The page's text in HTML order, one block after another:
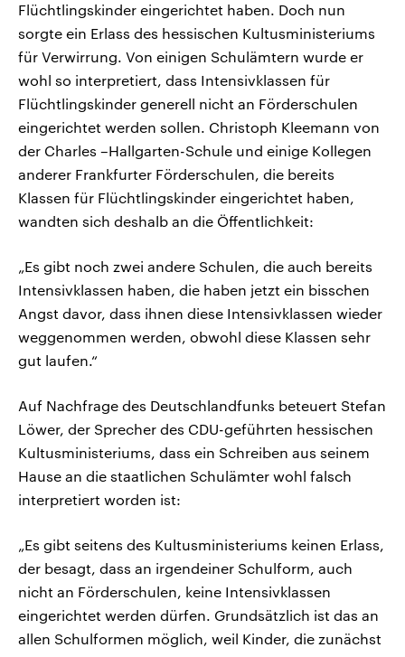
Flüchtlingskinder eingerichtet haben. Doch nun
sorgte ein Erlass des hessischen Kultusministeriums
für Verwirrung. Von einigen Schulämtern wurde er
wohl so interpretiert, dass Intensivklassen für
Flüchtlingskinder generell nicht an Förderschulen
eingerichtet werden sollen. Christoph Kleemann von
der Charles –Hallgarten-Schule und einige Kollegen
anderer Frankfurter Förderschulen, die bereits
Klassen für Flüchtlingskinder eingerichtet haben,
wandten sich deshalb an die Öffentlichkeit:
„Es gibt noch zwei andere Schulen, die auch bereits
Intensivklassen haben, die haben jetzt ein bisschen
Angst davor, dass ihnen diese Intensivklassen wieder
weggenommen werden, obwohl diese Klassen sehr
gut laufen.“
Auf Nachfrage des Deutschlandfunks beteuert Stefan
Löwer, der Sprecher des CDU-geführten hessischen
Kultusministeriums, dass ein Schreiben aus seinem
Hause an die staatlichen Schulämter wohl falsch
interpretiert worden ist:
„Es gibt seitens des Kultusministeriums keinen Erlass,
der besagt, dass an irgendeiner Schulform, auch
nicht an Förderschulen, keine Intensivklassen
eingerichtet werden dürfen. Grundsätzlich ist das an
allen Schulformen möglich, weil Kinder, die zunächst